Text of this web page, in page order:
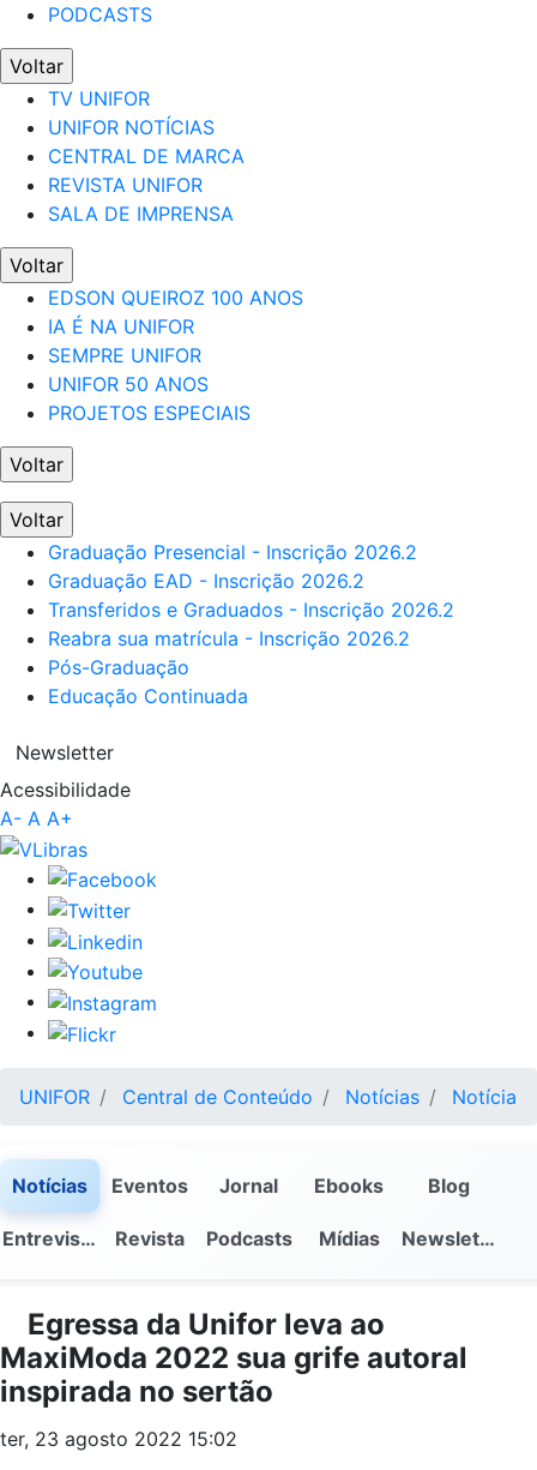
PODCASTS
Voltar
TV UNIFOR
UNIFOR NOTÍCIAS
CENTRAL DE MARCA
REVISTA UNIFOR
SALA DE IMPRENSA
Voltar
EDSON QUEIROZ 100 ANOS
IA É NA UNIFOR
SEMPRE UNIFOR
UNIFOR 50 ANOS
PROJETOS ESPECIAIS
Voltar
Voltar
Graduação Presencial - Inscrição 2026.2
Graduação EAD - Inscrição 2026.2
Transferidos e Graduados - Inscrição 2026.2
Reabra sua matrícula - Inscrição 2026.2
Pós-Graduação
Educação Continuada
Newsletter
Acessibilidade
A- A A+
UNIFOR Central de Conteúdo Notícias Notícia
Notícias Eventos Jornal Ebooks Blog
Entrevistas Revista Podcasts Mídias Newsletter
Egressa da Unifor leva ao
MaxiModa 2022 sua grife autoral
inspirada no sertão
ter, 23 agosto 2022 15:02